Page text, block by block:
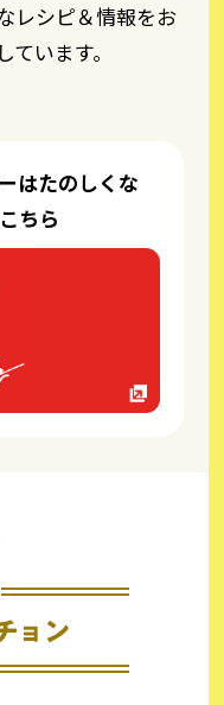
レシピ＆情報をお
います。
はたのしくな
ちら